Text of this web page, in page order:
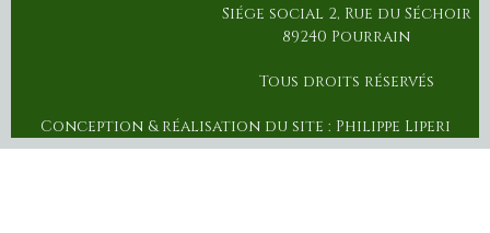
Siége social 2, Rue du Séchoir
89240 Pourrain
Tous droits réservés
Conception & réalisation du site : Philippe Liperi